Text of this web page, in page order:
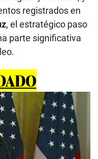
registrados en
, el estratégico paso
parte significativa